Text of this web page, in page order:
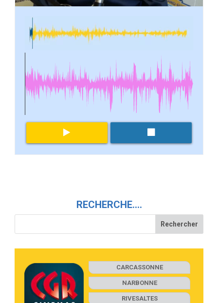
RECHERCHE….
CARCASSONNE
NARBONNE
RIVESALTES